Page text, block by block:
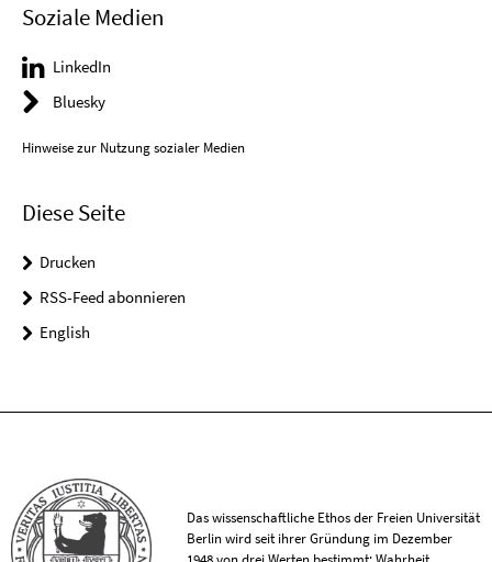
Soziale Medien
LinkedIn
Bluesky
Hinweise zur Nutzung sozialer Medien
Diese Seite
Drucken
RSS-Feed abonnieren
English
Das wissenschaftliche Ethos der Freien Universität
Berlin wird seit ihrer Gründung im Dezember